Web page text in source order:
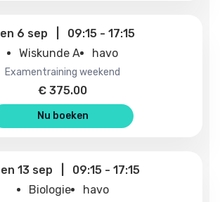
en 6 sep 09:15 - 17:15
Wiskunde A
havo
examentraining weekend
€ 375.00
Nu boeken
en 13 sep 09:15- 17:15
Biologie
havo